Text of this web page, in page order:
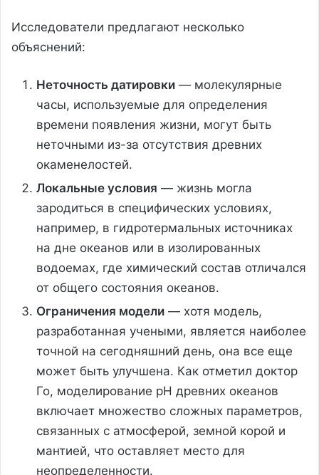
Исследователи предлагают несколько
объяснений:
Неточность датировки — молекулярные
часы, используемые для определения
времени появления жизни, могут быть
неточными из-за отсутствия древних
окаменелостей.
Локальные условия — жизнь могла
зародиться в специфических условиях,
например, в гидротермальных источниках
на дне океанов или в изолированных
водоемах, где химический состав отличался
от общего состояния океанов.
Ограничения модели — хотя модель,
разработанная учеными, является наиболее
точной на сегодняшний день, она все еще
может быть улучшена. Как отметил доктор
Го, моделирование pH древних океанов
включает множество сложных параметров,
связанных с атмосферой, земной корой и
мантией, что оставляет место для
неопределенности.